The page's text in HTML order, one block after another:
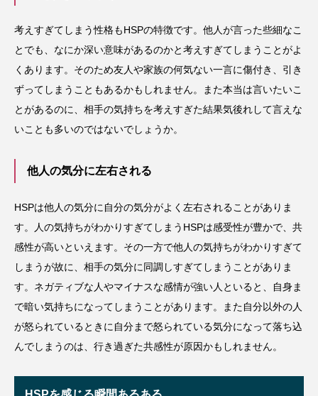
考えすぎてしまう性格もHSPの特徴です。他人が言った些細なこ
とでも、なにか深い意味があるのかと考えすぎてしまうことがよ
くあります。そのため友人や家族の何気ない一言に傷付き、引き
ずってしまうこともあるかもしれません。また本当は言いたいこ
とがあるのに、相手の気持ちを考えすぎた結果気後れして言えな
いことも多いのではないでしょうか。
他人の気分に左右される
HSPは他人の気分に自分の気分がよく左右されることがありま
す。人の気持ちがわかりすぎてしまうHSPは感受性が豊かで、共
感性が高いといえます。その一方で他人の気持ちがわかりすぎて
しまうが故に、相手の気分に同調しすぎてしまうことがありま
す。ネガティブな人やマイナスな感情が強い人といると、自身ま
で暗い気持ちになってしまうことがあります。また自分以外の人
が怒られているときに自分まで怒られている気分になって落ち込
んでしまうのは、行き過ぎた共感性が原因かもしれません。